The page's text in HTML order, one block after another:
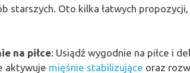
starszych. Oto kilka łatwych
na piłce: Usiądź wygodnie na piłce i
aktywuje mięśnie stabilizujące oraz